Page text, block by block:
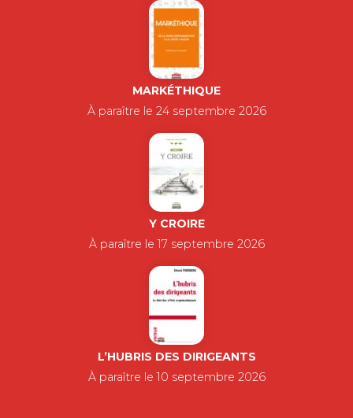
MARKÉTHIQUE
À paraître le 24 septembre 2026
Y CROIRE
À paraître le 17 septembre 2026
L’HUBRIS DES DIRIGEANTS
À paraître le 10 septembre 2026